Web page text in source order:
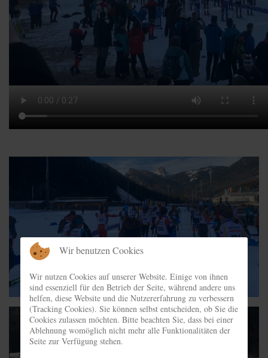
Wir benutzen Cookies
Wir nutzen Cookies auf unserer Website. Einige von ihnen
sind essenziell für den Betrieb der Seite, während andere uns
helfen, diese Website und die Nutzererfahrung zu verbessern
(Tracking Cookies). Sie können selbst entscheiden, ob Sie die
Cookies zulassen möchten. Bitte beachten Sie, dass bei einer
Ablehnung womöglich nicht mehr alle Funktionalitäten der
Seite zur Verfügung stehen.